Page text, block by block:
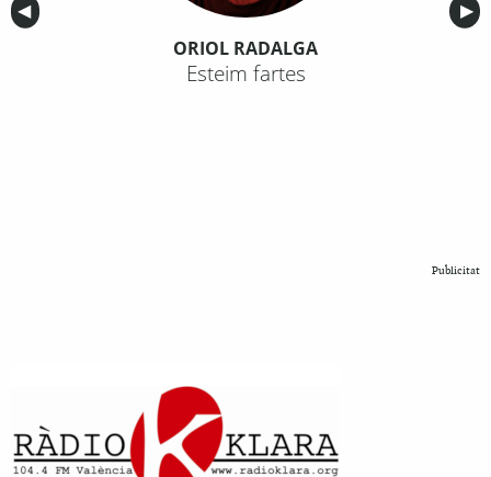
Anterior
◀︎ ▶︎
ORIOL RADALGA
Esteim fartes
Publicitat